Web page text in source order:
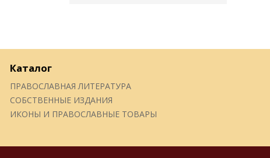
Каталог
ПРАВОСЛАВНАЯ ЛИТЕРАТУРА
СОБСТВЕННЫЕ ИЗДАНИЯ
ИКОНЫ И ПРАВОСЛАВНЫЕ ТОВАРЫ